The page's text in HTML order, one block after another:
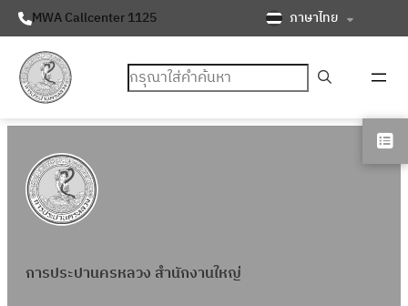
MWA Callcenter 1125 ภาษาไทย
ค้นหา
การประปานครหลวง สำนักงานใหญ่